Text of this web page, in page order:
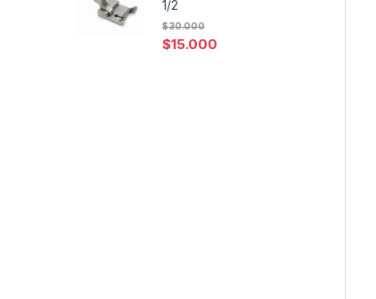
1/2
$15.000
$30.000